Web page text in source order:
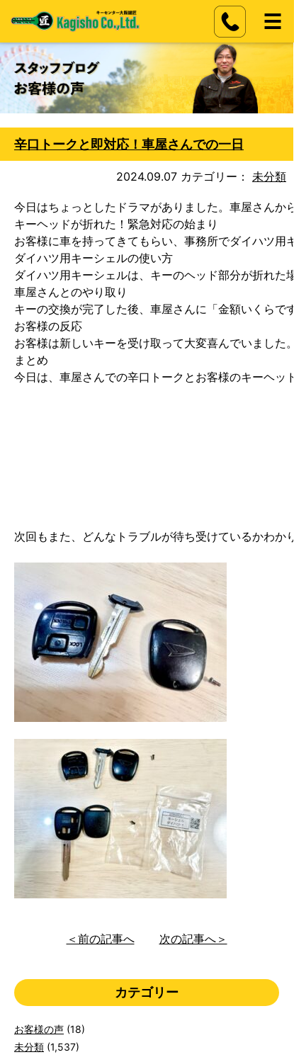
辛口トークと即対応！車屋さんでの一日
2024.09.07 カテゴリー： 未分類
今日はちょっとしたドラマがありました。車屋さん
キーヘッドが折れた！緊急対応の始まり
お客様に車を持ってきてもらい、事務所でダイハツ
ダイハツ用キーシェルの使い方
ダイハツ用キーシェルは、キーのヘッド部分が折れ
車屋さんとのやり取り
キーの交換が完了した後、車屋さんに「金額いくら
お客様の反応
お客様は新しいキーを受け取って大変喜んでいまし
まとめ
今日は、車屋さんでの辛口トークとお客様のキーヘ
次回もまた、どんなトラブルが待ち受けているかわ
＜前の記事へ 次の記事へ＞
カテゴリー
お客様の声 (18)
未分類 (1,537)